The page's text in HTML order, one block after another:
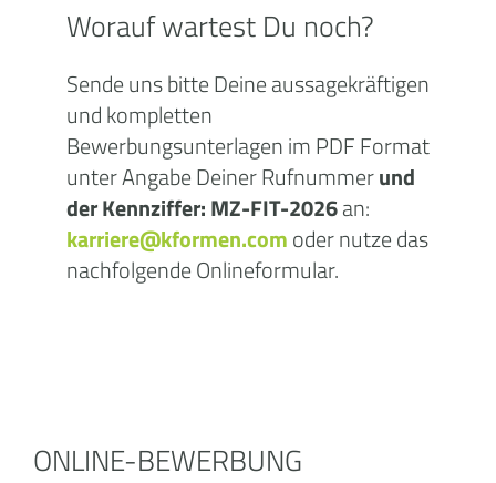
Worauf wartest Du noch?
Sende uns bitte Deine aussagekräftigen
und kompletten
Bewerbungsunterlagen im PDF Format
unter Angabe Deiner Rufnummerund
der Kennziffer:MZ-FIT-2026an:
karriere@kformen.comoder nutze das
nachfolgende Onlineformular.
ONLINE-BEWERBUNG